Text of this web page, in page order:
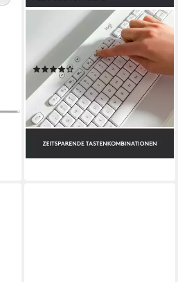
LOGITECH
Logitech Signature K650,
Tastatur, (Logi Bolt, Tastatur
(4)
ab 55,06 €
lieferbar - in 3-4 Werktagen bei dir